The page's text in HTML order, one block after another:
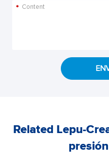
*
Related Lepu-